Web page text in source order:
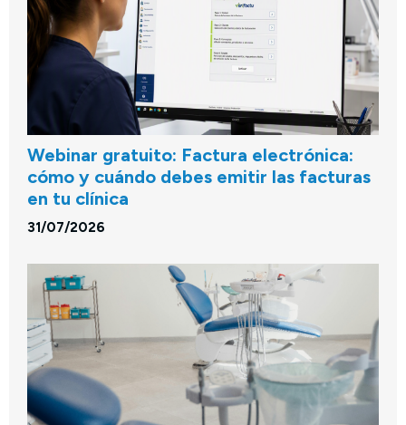
Webinar gratuito: Factura electrónica:
cómo y cuándo debes emitir las facturas
en tu clínica
31/07/2026